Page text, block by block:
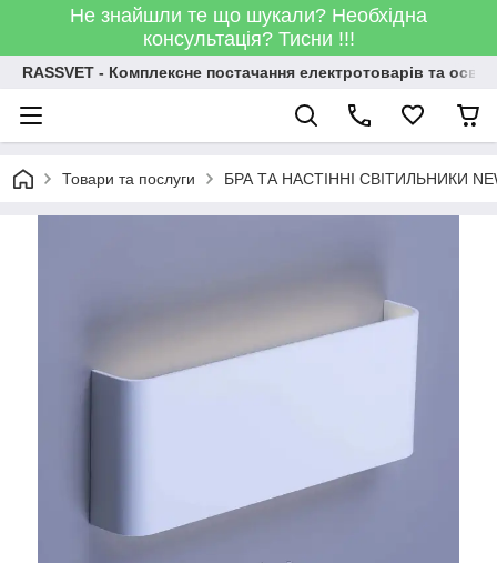
Не знайшли те що шукали? Необхідна
консультація? Тисни !!!
RASSVET - Комплексне постачання електротоварів та
Товари та послуги БРА ТА НАСТІННІ СВІТИЛЬНИКИ